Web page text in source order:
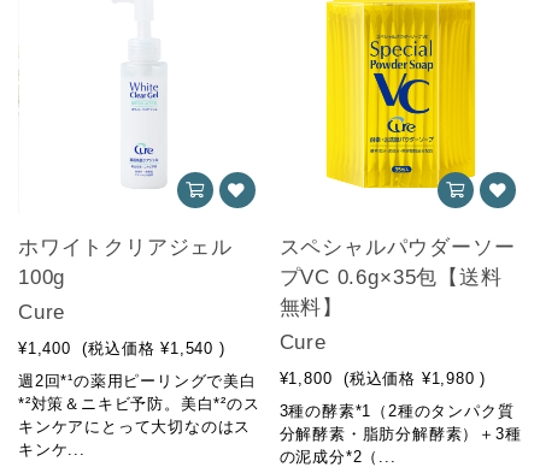
ホワイトクリアジェル
100g
Cure
¥1,400 (税込価格 ¥1,540 )
週2回*¹の薬用ピーリングで美白
*²対策＆ニキビ予防。美白*²のス
キンケアにとって大切なのはス
キンケ...
スペシャルパウダーソー
プVC 0.6g×35包【送料
無料】
Cure
¥1,800 (税込価格 ¥1,980 )
3種の酵素*1（2種のタンパク質
分解酵素・脂肪分解酵素）＋3種
の泥成分*2（...